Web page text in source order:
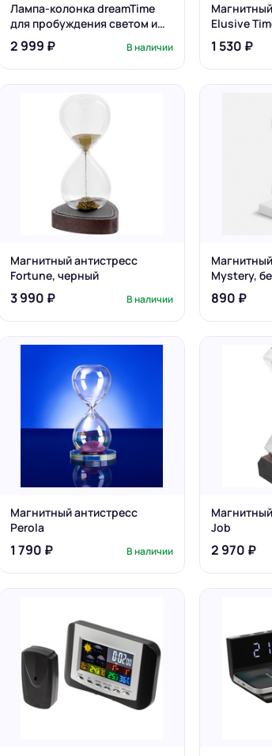
Лампа-колонка dreamTime
для пробуждения светом и
музыкой, черная
2 999 ₽ В наличии
Elusive
1 530 ₽
Магнитный антистресс
Fortune, черный
3 990 ₽ В наличии
Mystery,
890 ₽
Магнитный антистресс
Perola
1 790 ₽ В наличии
Job
2 970 ₽